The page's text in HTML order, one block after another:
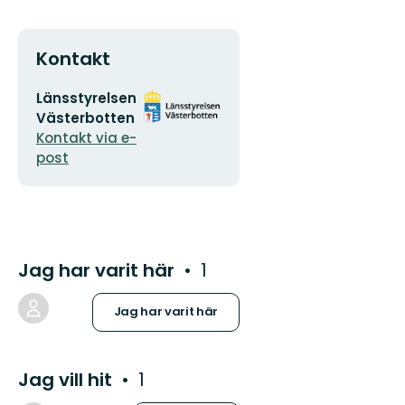
Kontakt
E-
postadress
Länsstyrelsen
Västerbotten
Kontakt via e-
post
Organisationens
logotyp
Jag har varit här 1
Jag har varit här
Jag vill hit 1